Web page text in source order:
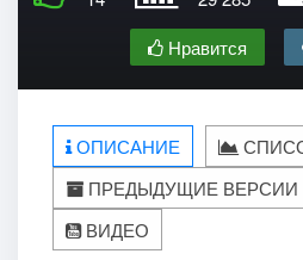
Нравится
ОПИСАНИЕ
ПРЕДЫДУЩИЕ ВЕРСИИ
ВИДЕО